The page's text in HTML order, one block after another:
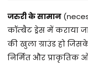
जरुरी के सामान
कॉम्बैट ड्रेस में कराया
की खुला ग्राउंड हो
निर्मित और प्राकृतिक